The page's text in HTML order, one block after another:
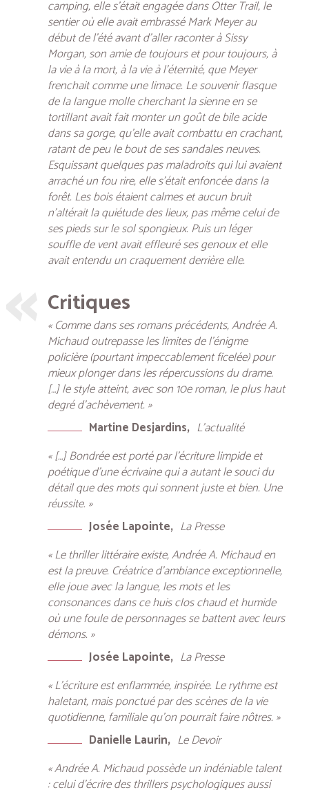
camping, elle s’était engagée dans Otter Trail, le
sentier où elle avait embrassé Mark Meyer au
début de l’été avant d’aller raconter à Sissy
Morgan, son amie de toujours et pour toujours, à
la vie à la mort, à la vie à l’éternité, que Meyer
frenchait comme une limace. Le souvenir flasque
de la langue molle cherchant la sienne en se
tortillant avait fait monter un goût de bile acide
dans sa gorge, qu’elle avait combattu en crachant,
ratant de peu le bout de ses sandales neuves.
Esquissant quelques pas maladroits qui lui avaient
arraché un fou rire, elle s’était enfoncée dans la
forêt. Les bois étaient calmes et aucun bruit
n’altérait la quiétude des lieux, pas même celui de
ses pieds sur le sol spongieux. Puis un léger
souffle de vent avait effleuré ses genoux et elle
avait entendu un craquement derrière elle.
Critiques
« Comme dans ses romans précédents, Andrée A.
Michaud outrepasse les limites de l’énigme
policière (pourtant impeccablement ficelée) pour
mieux plonger dans les répercussions du drame.
[…] le style atteint, avec son 10e roman, le plus haut
degré d’achèvement. »
Martine Desjardins L’actualité
« […] Bondrée est porté par l’écriture limpide et
poétique d’une écrivaine qui a autant le souci du
détail que des mots qui sonnent juste et bien. Une
réussite. »
Josée Lapointe La Presse
« Le thriller littéraire existe, Andrée A. Michaud en
est la preuve. Créatrice d’ambiance exceptionnelle,
elle joue avec la langue, les mots et les
consonances dans ce huis clos chaud et humide
où une foule de personnages se battent avec leurs
démons. »
Josée Lapointe La Presse
« L’écriture est enflammée, inspirée. Le rythme est
haletant, mais ponctué par des scènes de la vie
quotidienne, familiale qu’on pourrait faire nôtres. »
Danielle Laurin Le Devoir
« Andrée A. Michaud possède un indéniable talent
: celui d’écrire des thrillers psychologiques aussi